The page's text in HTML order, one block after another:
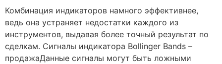
Комбинация индикаторов намного эффективнее,
ведь она устраняет недостатки каждого из
инструментов, выдавая более точный результат по
сделкам. Сигналы индикатора Bollinger Bands –
продажаДанные сигналы могут быть ложными